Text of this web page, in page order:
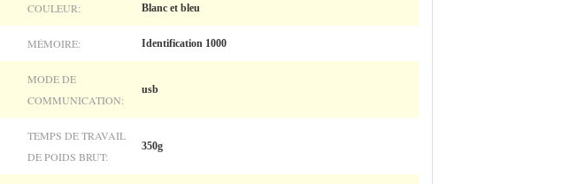
COULEUR: Blanc et bleu
MÉMOIRE: Identification 1000
MODE DE
COMMUNICATION:
usb
TEMPS DE TRAVAIL
DE POIDS BRUT:
350g